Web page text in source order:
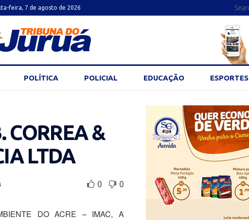
feira, 7 de agosto de 2026
POLÍTICA POLICIAL EDUCAÇÃO ESPORTES
CORREA &
LTDA
0 0
DO ACRE – IMAC, A